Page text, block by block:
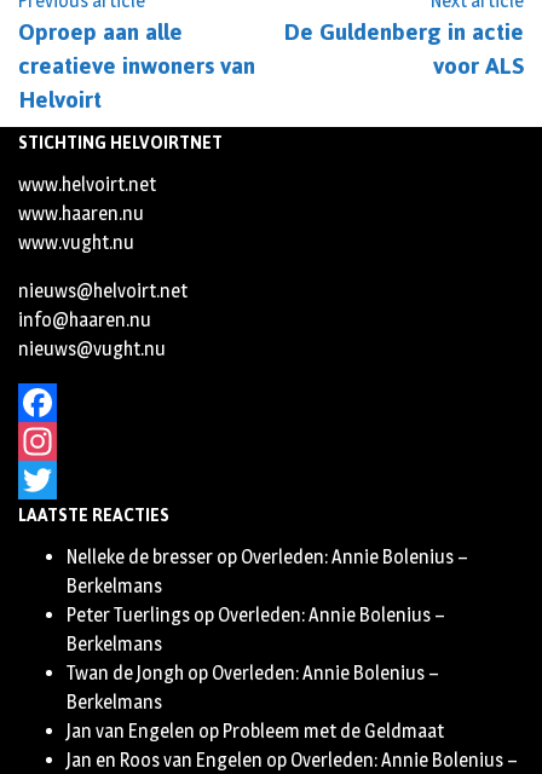
Oproep aan alle
creatieve inwoners van
Helvoirt
De Guldenberg in actie
voor ALS
STICHTING HELVOIRTNET
www.helvoirt.net
www.haaren.nu
www.vught.nu
nieuws@helvoirt.net
info@haaren.nu
nieuws@vught.nu
Facebook
Instagram
Twitter
LAATSTE REACTIES
Nelleke de bresser op Overleden: Annie Bolenius –
Berkelmans
Peter Tuerlings op Overleden: Annie Bolenius –
Berkelmans
Twan de Jongh op Overleden: Annie Bolenius –
Berkelmans
Jan van Engelen op Probleem met de Geldmaat
Jan en Roos van Engelen op Overleden: Annie Bolenius –